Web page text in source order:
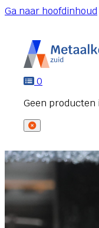
Ga naar hoofdinhoud
0